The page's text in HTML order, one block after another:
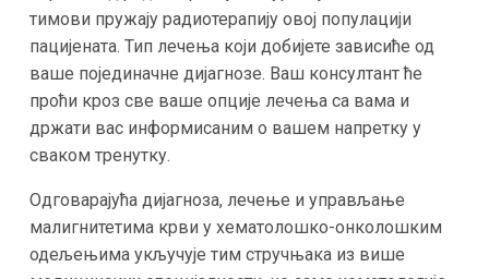
тимови пружају радиотерапију овој популацији
пацијената. Тип лечења који добијете зависиће од
ваше појединачне дијагнозе. Ваш консултант ће
проћи кроз све ваше опције лечења са вама и
држати вас информисаним о вашем напретку у
сваком тренутку.
Одговарајућа дијагноза, лечење и управљање
малигнитетима крви у хематолошко-онколошким
одељењима укључује тим стручњака из више